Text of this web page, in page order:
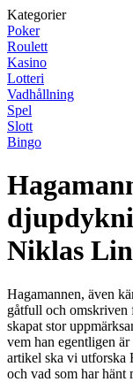
Kategorier
Poker
Roulett
Kasino
Lotteri
Vadhållning
Spel
Slott
Bingo
Niklas
Hagamannen, även
gåtfull och omskriven
skapat stor
vem han egentligen är
artikel ska vi utforska
och vad som har hänt